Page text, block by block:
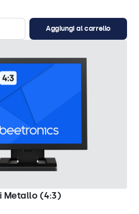
Aggiungi al carrello
Metallo (4:3)